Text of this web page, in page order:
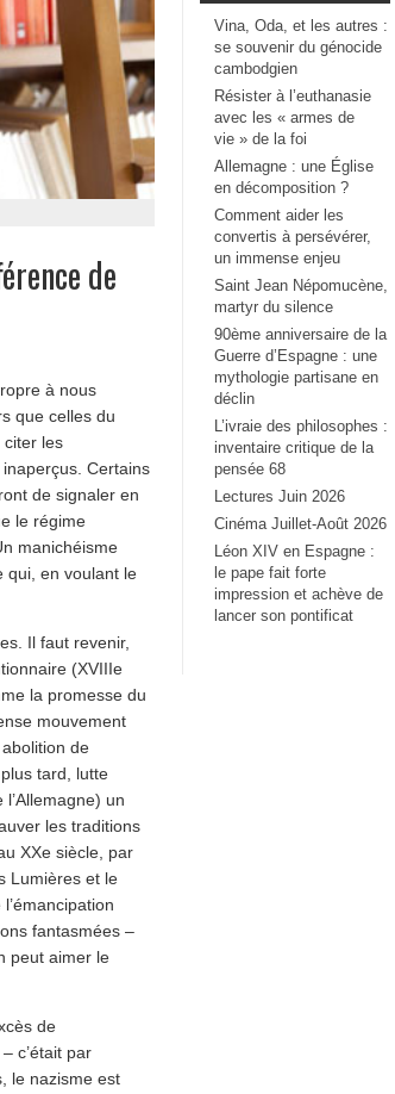
de
à nous
que celles du
citer les
Certains
de signaler en
le régime
manichéisme
qui, en voulant le
Il faut revenir,
(XVIIIe
la promesse du
mouvement
de
tard, lutte
un
les traditions
XXe siècle, par
Lumières et le
fantasmées –
peut aimer le
de
c’était par
le nazisme est
Vina, Oda, et les autres :
se souvenir du génocide
cambodgien
Résister à l’euthanasie
avec les « armes de
vie » de la foi
Allemagne : une Église
en décomposition ?
Comment aider les
convertis à persévérer,
un immense enjeu
Saint Jean Népomucène,
martyr du silence
90ème anniversaire de la
Guerre d’Espagne : une
mythologie partisane en
déclin
L’ivraie des philosophes :
inventaire critique de la
pensée 68
Lectures Juin 2026
Cinéma Juillet-Août 2026
Léon XIV en Espagne :
le pape fait forte
impression et achève de
lancer son pontificat